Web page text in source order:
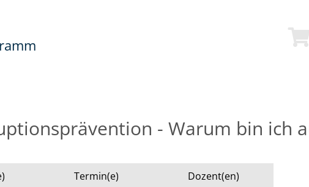
- Warum bin ich
Termin(e) Dozent(en)